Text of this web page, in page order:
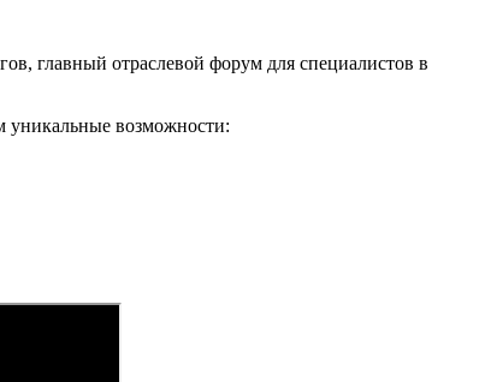
главный отраслевой форум для специалистов в
уникальные возможности: